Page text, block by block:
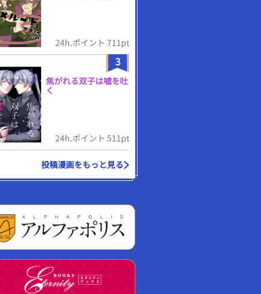
24h.ポイント 711pt
3
焦がれる双子は嘘を吐
く
24h.ポイント 511pt
投稿漫画をもっと見る